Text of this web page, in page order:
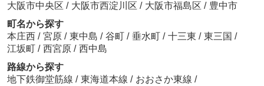
大阪市中央区 / 大阪市西淀川区 / 大阪市福島区 / 豊中市
町名から探す
本庄西 / 宮原 / 東中島 / 谷町 / 垂水町 / 十三東 / 東三国 /
江坂町 / 西宮原 / 西中島
路線から探す
地下鉄御堂筋線 / 東海道本線 / おおさか東線 /